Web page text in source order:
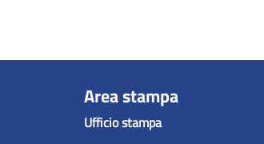
Area stampa
Ufficio stampa